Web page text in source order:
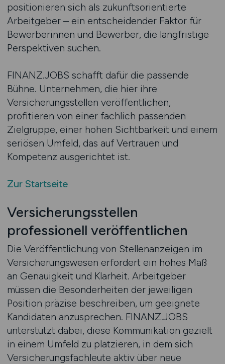
positionieren sich als zukunftsorientierte
Arbeitgeber – ein entscheidender Faktor für
Bewerberinnen und Bewerber, die langfristige
Perspektiven suchen.
FINANZ.JOBS schafft dafür die passende
Bühne. Unternehmen, die hier ihre
Versicherungsstellen veröffentlichen,
profitieren von einer fachlich passenden
Zielgruppe, einer hohen Sichtbarkeit und einem
seriösen Umfeld, das auf Vertrauen und
Kompetenz ausgerichtet ist.
Zur Startseite
Versicherungsstellen
professionell veröffentlichen
Die Veröffentlichung von Stellenanzeigen im
Versicherungswesen erfordert ein hohes Maß
an Genauigkeit und Klarheit. Arbeitgeber
müssen die Besonderheiten der jeweiligen
Position präzise beschreiben, um geeignete
Kandidaten anzusprechen. FINANZ.JOBS
unterstützt dabei, diese Kommunikation gezielt
in einem Umfeld zu platzieren, in dem sich
Versicherungsfachleute aktiv über neue